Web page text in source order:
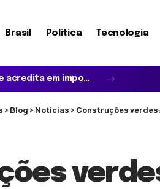
Brasil Politica Tecnologia
Startups de João Pessoa podem conquistar espaço no Web Summit Lisboa 2026; veja como a iniciativa fortalece a inovação na Paraíba
> Blog > Noticias > Construções verdes: por